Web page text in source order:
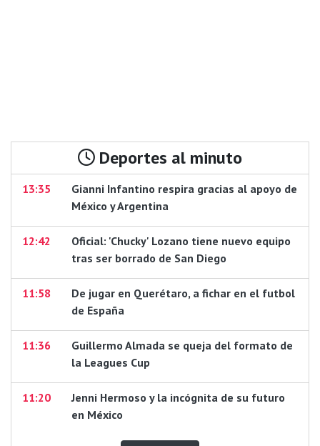
Deportes al minuto
13:35
Gianni Infantino respira gracias al apoyo de
México y Argentina
12:42
Oficial: 'Chucky' Lozano tiene nuevo equipo
tras ser borrado de San Diego
11:58
De jugar en Querétaro, a fichar en el futbol
de España
11:36
Guillermo Almada se queja del formato de
la Leagues Cup
11:20
Jenni Hermoso y la incógnita de su futuro
en México